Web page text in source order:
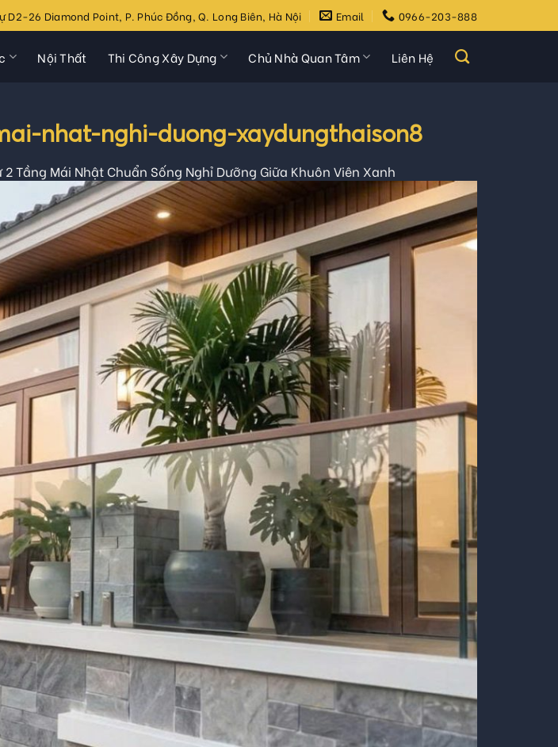
D2-26 Diamond Point, P. Phúc Đồng, Q. Long Biên, Hà Nội Email 0966-203-888
Nội Thất Thi Công Xây Dựng Chủ Nhà Quan Tâm Liên Hệ
nhat-nghi-duong-xaydungthaison8
2 Tầng Mái Nhật Chuẩn Sống Nghỉ Dưỡng Giữa Khuôn Viên Xanh